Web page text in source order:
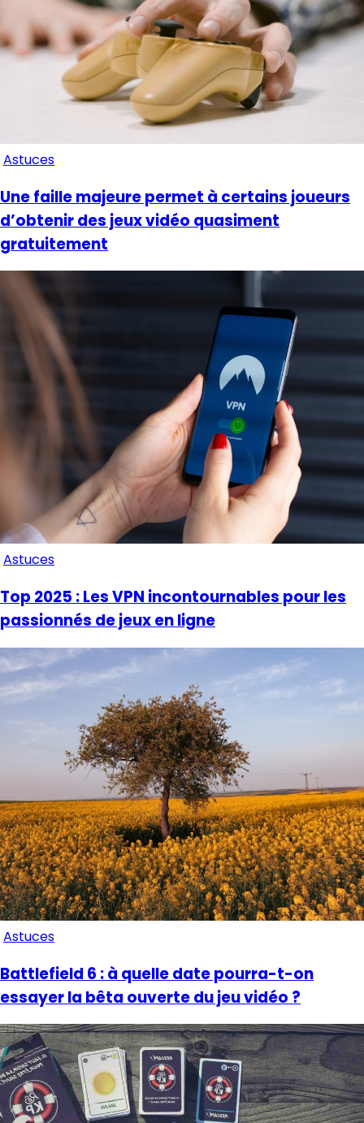
Astuces
Une faille majeure permet à certains joueurs
d’obtenir des jeux vidéo quasiment
gratuitement
Astuces
Top 2025 : Les VPN incontournables pour les
passionnés de jeux en ligne
Astuces
Battlefield 6 : à quelle date pourra-t-on
essayer la bêta ouverte du jeu vidéo ?